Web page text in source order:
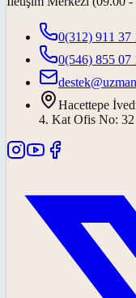
0(312) 911 37
0(546) 855 07
Hacettepe
4. Kat Ofis No: